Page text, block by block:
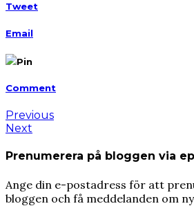
Tweet
Email
Pin
Comment
Previous
Next
Prenumerera på bloggen via
Ange din e-postadress för att
bloggen och få meddelanden om